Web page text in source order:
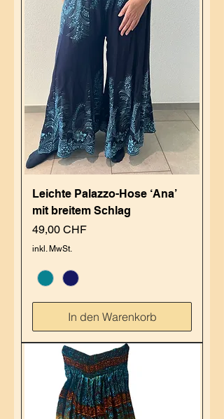
Leichte Palazzo-Hose ‘Ana’
mit breitem Schlag
Preis
49,00 CHF
inkl. MwSt.
In den Warenkorb